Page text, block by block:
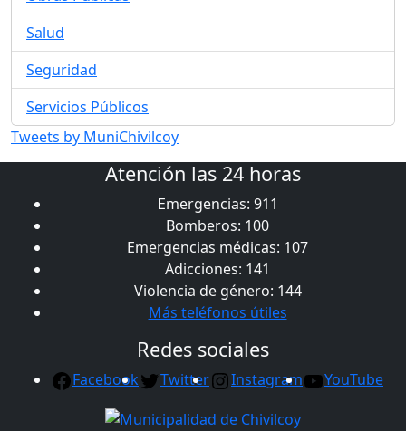
Salud
Seguridad
Servicios Públicos
Tweets by MuniChivilcoy
Atención las 24 horas
Emergencias: 911
Bomberos: 100
Emergencias médicas: 107
Adicciones: 141
Violencia de género: 144
Más teléfonos útiles
Redes sociales
Facebook Twitter Instagram YouTube